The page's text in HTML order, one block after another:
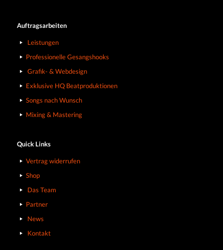
Auftragsarbeiten
Leistungen
Professionelle Gesangshooks
Grafik- & Webdesign
Exklusive HQ Beatproduktionen
Songs nach Wunsch
Mixing & Mastering
Quick Links
Vertrag widerrufen
Shop
Das Team
Partner
News
Kontakt